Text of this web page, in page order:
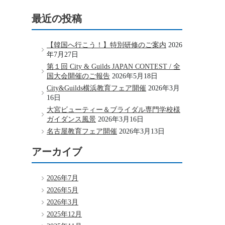
最近の投稿
【韓国へ行こう！】特別研修のご案内 2026
年7月27日
第１回 City & Guilds JAPAN CONTEST / 全
国大会開催のご報告 2026年5月18日
City&Guilds横浜教育フェア開催 2026年3月
16日
大宮ビューティー＆ブライダル専門学校様
ガイダンス風景 2026年3月16日
名古屋教育フェア開催 2026年3月13日
アーカイブ
2026年7月
2026年5月
2026年3月
2025年12月